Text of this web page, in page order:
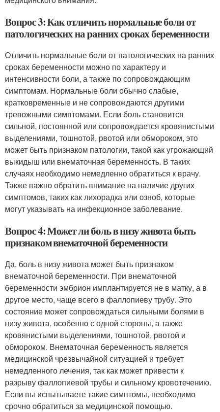
Вопрос 3: Как отличить нормальные боли от
патологических на ранних сроках беременности
Отличить нормальные боли от патологических на ранних
сроках беременности можно по характеру и
интенсивности боли, а также по сопровождающим
симптомам. Нормальные боли обычно слабые,
кратковременные и не сопровождаются другими
тревожными симптомами. Если боль становится
сильной, постоянной или сопровождается кровянистыми
выделениями, тошнотой, рвотой или обмороком, это
может быть признаком патологии, такой как угрожающий
выкидыш или внематочная беременность. В таких
случаях необходимо немедленно обратиться к врачу.
Также важно обратить внимание на наличие других
симптомов, таких как лихорадка или озноб, которые
могут указывать на инфекционное заболевание.
Вопрос 4: Может ли боль в низу живота быть
признаком внематочной беременности
Да, боль в низу живота может быть признаком
внематочной беременности. При внематочной
беременности эмбрион имплантируется не в матку, а в
другое место, чаще всего в фаллопиеву трубу. Это
состояние может сопровождаться сильными болями в
низу живота, особенно с одной стороны, а также
кровянистыми выделениями, тошнотой, рвотой и
обмороком. Внематочная беременность является
медицинской чрезвычайной ситуацией и требует
немедленного лечения, так как может привести к
разрыву фаллопиевой трубы и сильному кровотечению.
Если вы испытываете такие симптомы, необходимо
срочно обратиться за медицинской помощью.